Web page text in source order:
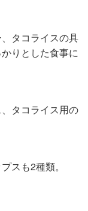
タコライスの具
りとした食事に
タコライス用の
スも2種類。